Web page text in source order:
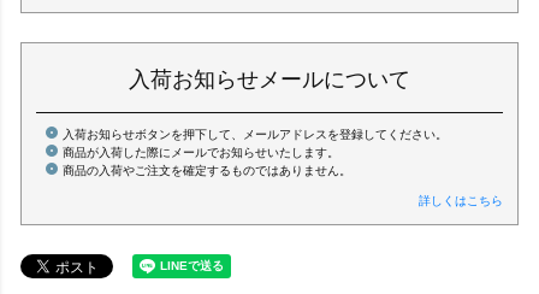
入荷お知らせメールについて
入荷お知らせボタンを押下して、メールアドレスを登録してください。
商品が入荷した際にメールでお知らせいたします。
商品の入荷やご注文を確定するものではありません。
詳しくはこちら